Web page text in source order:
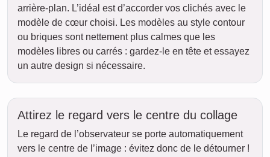
arrière-plan. L’idéal est d’accorder vos clichés avec le
modèle de cœur choisi. Les modèles au style contour
ou briques sont nettement plus calmes que les
modèles libres ou carrés : gardez-le en tête et essayez
un autre design si nécessaire.
Attirez le regard vers le centre du collage
Le regard de l’observateur se porte automatiquement
vers le centre de l’image : évitez donc de le détourner !